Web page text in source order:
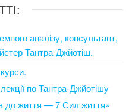
аналізу, консультант,
Тантра-Джйотіш.
по Тантра-Джйотішу
до життя — 7 Сил життя»